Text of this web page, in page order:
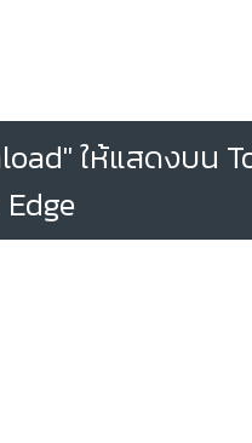
ให้แสดงบน